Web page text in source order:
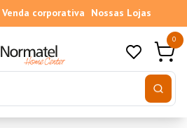
Venda corporativa Nossas Lojas
0